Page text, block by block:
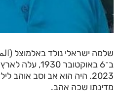
שלמה ישראלי נולד באלמוצל
2023. היה הוא אב וסב אוהב
מדינתו שכה אהב.